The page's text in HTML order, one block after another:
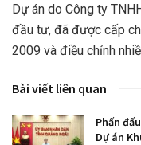
Dự án do Công ty
đầu tư, đã được cấp
2009 và điều chỉnh
Bài viết liên quan
Phấn
Dự án